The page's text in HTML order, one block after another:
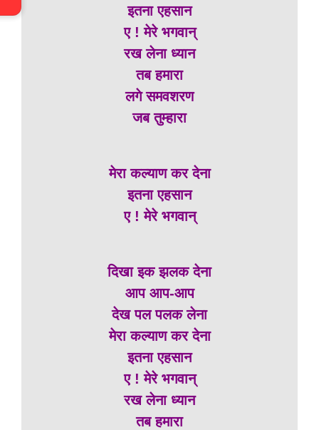
इतना एहसान
ए ! मेरे भगवान्
रख लेना ध्यान
तब हमारा
लगे समवशरण
जब तुम्हारा
मेरा कल्याण कर देना
इतना एहसान
ए ! मेरे भगवान्
दिखा इक झलक देना
आप आप-आप
देख पल पलक लेना
मेरा कल्याण कर देना
इतना एहसान
ए ! मेरे भगवान्
रख लेना ध्यान
तब हमारा